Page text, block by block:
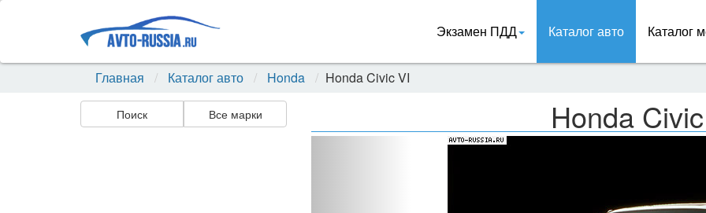
Экзамен ПДД Каталог авто Каталог
Главная Каталог авто Honda Honda Civic VI
Поиск Все марки Honda